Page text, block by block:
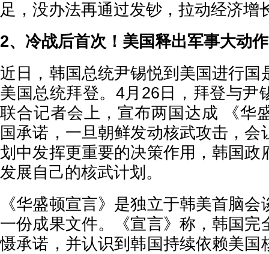
足，没办法再通过发钞，拉动经济增
2、冷战后首次！美国释出军事大动
近日，韩国总统尹锡悦到美国进行国
美国总统拜登。4月26日，拜登与尹
联合记者会上，宣布两国达成 《华
国承诺，一旦朝鲜发动核武攻击，会
划中发挥更重要的决策作用，韩国政
发展自己的核武计划。
《华盛顿宣言》是独立于韩美首脑
一份成果文件。《宣言》称，韩国完
慑承诺，并认识到韩国持续依赖美国